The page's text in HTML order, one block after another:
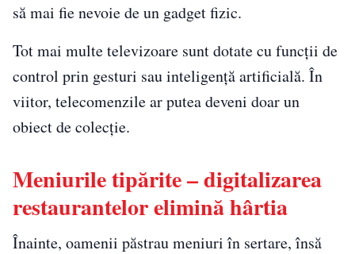
să mai fie nevoie de un gadget fizic.
Tot mai multe televizoare sunt dotate cu funcții de
control prin gesturi sau inteligență artificială. În
viitor, telecomenzile ar putea deveni doar un
obiect de colecție.
Meniurile tipărite – digitalizarea
restaurantelor elimină hârtia
Înainte, oamenii păstrau meniuri în sertare, însă